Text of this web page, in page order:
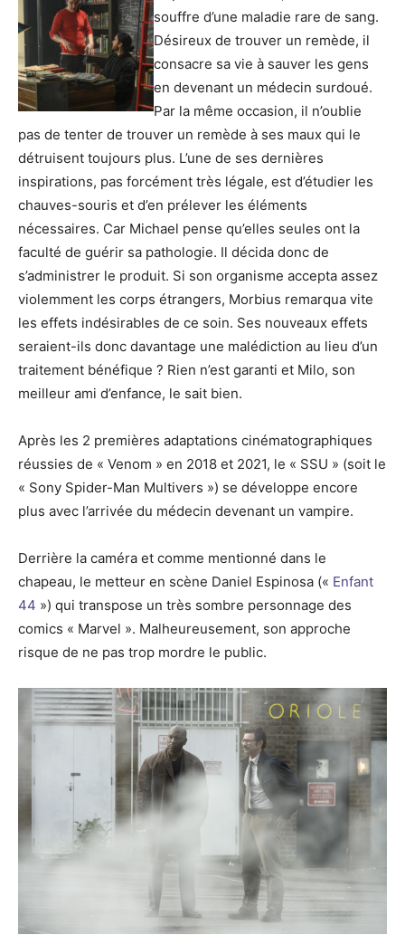
souffre d’une maladie rare de sang.
Désireux de trouver un remède, il
consacre sa vie à sauver les gens
en devenant un médecin surdoué.
Par la même occasion, il n’oublie
pas de tenter de trouver un remède à ses maux qui le
détruisent toujours plus. L’une de ses dernières
inspirations, pas forcément très légale, est d’étudier les
chauves-souris et d’en prélever les éléments
nécessaires. Car Michael pense qu’elles seules ont la
faculté de guérir sa pathologie. Il décida donc de
s’administrer le produit. Si son organisme accepta assez
violemment les corps étrangers, Morbius remarqua vite
les effets indésirables de ce soin. Ses nouveaux effets
seraient-ils donc davantage une malédiction au lieu d’un
traitement bénéfique ? Rien n’est garanti et Milo, son
meilleur ami d’enfance, le sait bien.
Après les 2 premières adaptations cinématographiques
réussies de « Venom » en 2018 et 2021, le « SSU » (soit le
« Sony Spider-Man Multivers ») se développe encore
plus avec l’arrivée du médecin devenant un vampire.
Derrière la caméra et comme mentionné dans le
chapeau, le metteur en scène Daniel Espinosa (« Enfant
44 ») qui transpose un très sombre personnage des
comics « Marvel ». Malheureusement, son approche
risque de ne pas trop mordre le public.